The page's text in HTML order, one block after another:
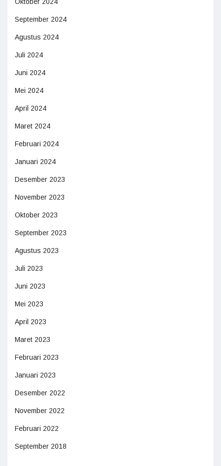
September 2024
Agustus 2024
Juli 2024
Juni 2024
Mei 2024
April 2024
Maret 2024
Februari 2024
Januari 2024
Desember 2023
November 2023
Oktober 2023
September 2023
Agustus 2023
Juli 2023
Juni 2023
Mei 2023
April 2023
Maret 2023
Februari 2023
Januari 2023
Desember 2022
November 2022
Februari 2022
September 2018